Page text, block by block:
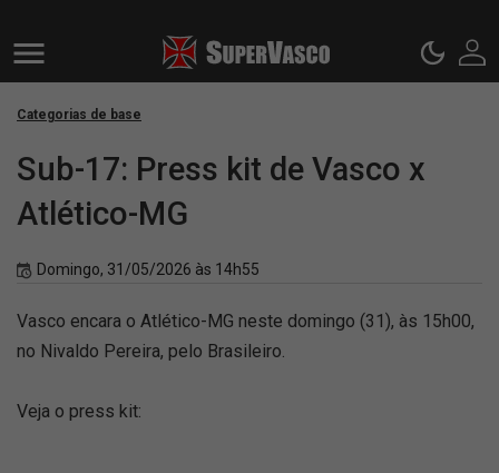
Categorias de base
Sub-17: Press kit de Vasco x
Atlético-MG
Domingo, 31/05/2026 às 14h55
Vasco encara o Atlético-MG neste domingo (31), às 15h00,
no Nivaldo Pereira, pelo Brasileiro.
Veja o press kit: